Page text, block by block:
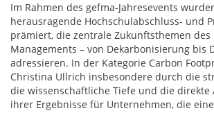
Im Rahmen des gefma-Jahresevents
herausragende Hochschulabschluss- und
prämiert, die zentrale Zukunftsthemen des
Managements – von Dekarbonisierung bis
adressieren. In der Kategorie Carbon
Christina Ullrich insbesondere durch die
die wissenschaftliche Tiefe und die direkte
ihrer Ergebnisse für Unternehmen, die